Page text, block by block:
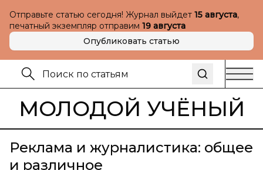
Отправьте статью сегодня! Журнал выйдет 15 августа,
печатный экземпляр отправим 19 августа
Опубликовать статью
МОЛОДОЙ УЧЁНЫЙ
Реклама и журналистика: общее
и различное